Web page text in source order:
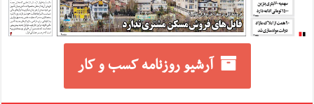
آرشیو روزنامه کسب و کار